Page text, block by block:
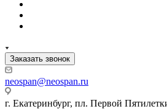
Заказать звонок
neospan@neospan.ru
г. Екатеринбург, пл. Первой